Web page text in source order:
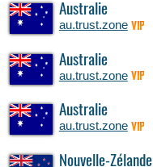
Australie
au.trust.zone VIP
Australie
au.trust.zone VIP
Australie
au.trust.zone VIP
Nouvelle-Zélande